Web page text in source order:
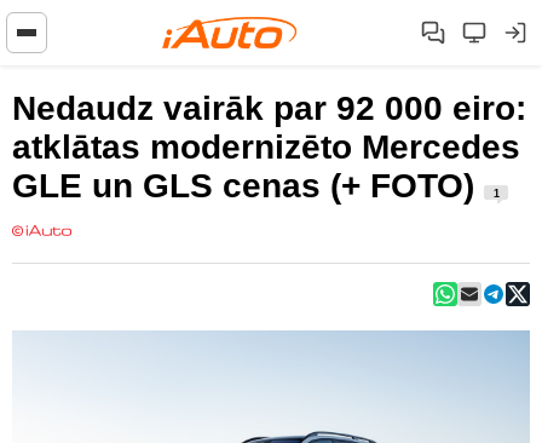
Nedaudz vairāk par 92 000 eiro:
atklātas modernizēto Mercedes
GLE un GLS cenas (+ FOTO)
1